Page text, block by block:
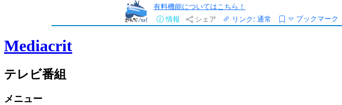
有料機能についてはこちら！
情報
シェア リンク: 通常 ブックマーク